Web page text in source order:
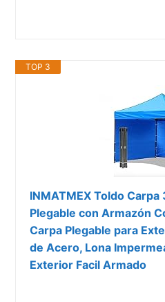
TOP 3
INMATMEX Toldo
Plegable con Armazón
Carpa Plegable para
de Acero, Lona
Exterior Facil Armado